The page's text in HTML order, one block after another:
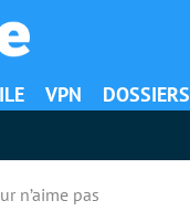
VPN DOSSIERS
n’aime pas